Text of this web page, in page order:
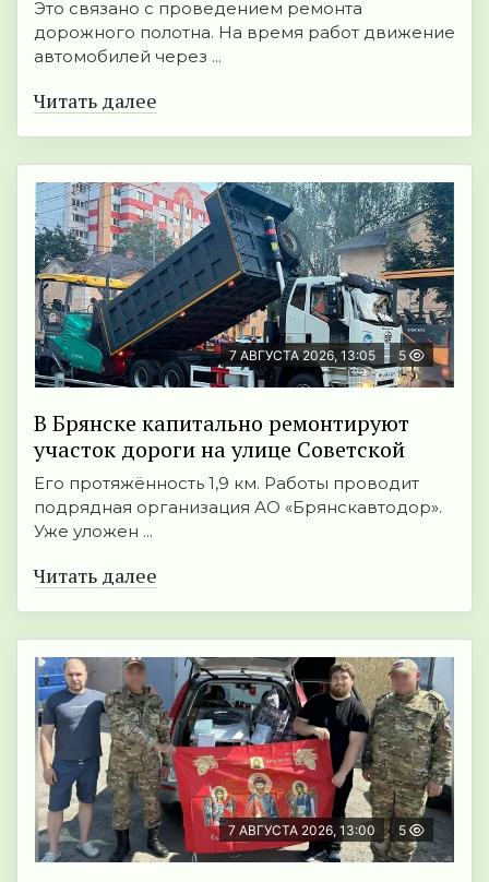
Это связано с проведением ремонта
дорожного полотна. На время работ движение
автомобилей через ...
Читать далее
7 АВГУСТА 2026, 13:05 5
В Брянске капитально ремонтируют
участок дороги на улице Советской
Его протяжённость 1,9 км. Работы проводит
подрядная организация АО «Брянскавтодор».
Уже уложен ...
Читать далее
7 АВГУСТА 2026, 13:00 5